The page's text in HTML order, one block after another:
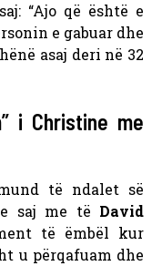
“Ajo që është e
e gabuar dhe
asaj deri në 32
i Christine me
të ndalet së
saj me të David
të ëmbël kur
u përqafuam dhe